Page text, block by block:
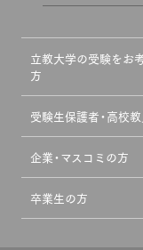
立教大学の受験をお
方
受験生保護者・高校
企業・マスコミの方
卒業生の方